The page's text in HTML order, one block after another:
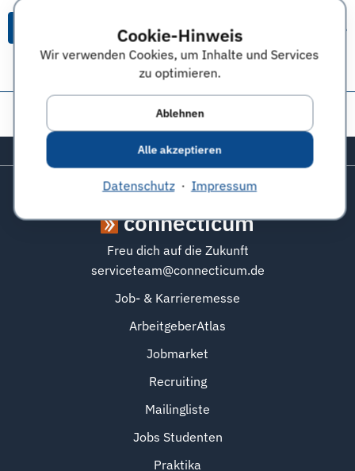
Cookie-Hinweis
Wir verwenden Cookies, um Inhalte und Services
zu optimieren.
Ablehnen
Alle akzeptieren
Datenschutz· Impressum
Alle Themen & Expertentipps
Diese Seite teilen:
Zurück zum Seitenanfang
connecticum
Freu dich auf die Zukunft
serviceteam@connecticum.de
Job- & Karrieremesse
ArbeitgeberAtlas
Jobmarket
Recruiting
Mailingliste
Jobs Studenten
Praktika